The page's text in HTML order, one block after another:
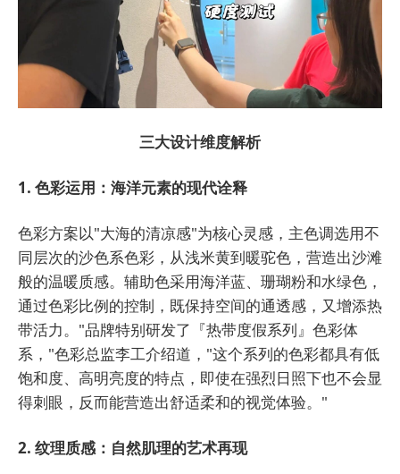
三大设计维度解析
1. 色彩运用：海洋元素的现代诠释
色彩方案以"大海的清凉感"为核心灵感，主色调选用不
同层次的沙色系色彩，从浅米黄到暖驼色，营造出沙滩
般的温暖质感。辅助色采用海洋蓝、珊瑚粉和水绿色，
通过色彩比例的控制，既保持空间的通透感，又增添热
带活力。"品牌特别研发了『热带度假系列』色彩体
系，"色彩总监李工介绍道，"这个系列的色彩都具有低
饱和度、高明亮度的特点，即使在强烈日照下也不会显
得刺眼，反而能营造出舒适柔和的视觉体验。"
2. 纹理质感：自然肌理的艺术再现